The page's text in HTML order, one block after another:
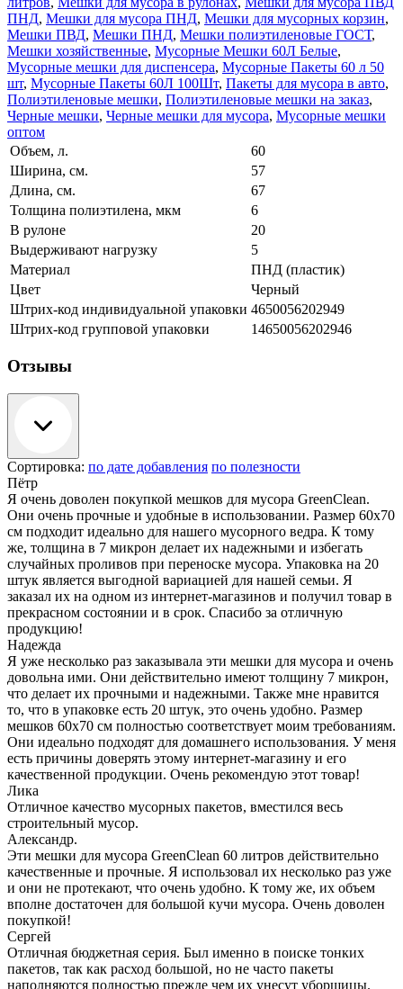
ПНД, Мешки для мусора ПНД, Мешки для мусорных корзин,
Мешки ПВД, Мешки ПНД, Мешки полиэтиленовые ГОСТ,
Мешки хозяйственные, Мусорные Мешки 60Л Белые,
Мусорные мешки для диспенсера, Мусорные Пакеты 60 л 50
шт, Мусорные Пакеты 60Л 100Шт, Пакеты для мусора в авто,
Полиэтиленовые мешки, Полиэтиленовые мешки на заказ,
Черные мешки, Черные мешки для мусора, Мусорные мешки
оптом
Объем, л.
60
Ширина, см.
57
Длина, см.
67
Толщина полиэтилена, мкм
6
В рулоне
20
Выдерживают нагрузку
5
Материал
ПНД (пластик)
Цвет
Черный
Штрих-код индивидуальной упаковки 4650056202949
Штрих-код групповой упаковки
14650056202946
Отзывы
Сортировка: по дате добавления по полезности
Пётр
Я очень доволен покупкой мешков для мусора GreenClean.
Они очень прочные и удобные в использовании. Размер 60х70
см подходит идеально для нашего мусорного ведра. К тому
же, толщина в 7 микрон делает их надежными и избегать
случайных проливов при переноске мусора. Упаковка на 20
штук является выгодной вариацией для нашей семьи. Я
заказал их на одном из интернет-магазинов и получил товар в
прекрасном состоянии и в срок. Спасибо за отличную
продукцию!
Надежда
Я уже несколько раз заказывала эти мешки для мусора и очень
довольна ими. Они действительно имеют толщину 7 микрон,
что делает их прочными и надежными. Также мне нравится
то, что в упаковке есть 20 штук, это очень удобно. Размер
мешков 60х70 см полностью соответствует моим требованиям.
Они идеально подходят для домашнего использования. У меня
есть причины доверять этому интернет-магазину и его
качественной продукции. Очень рекомендую этот товар!
Лика
Отличное качество мусорных пакетов, вместился весь
строительный мусор.
Александр.
Эти мешки для мусора GreenClean 60 литров действительно
качественные и прочные. Я использовал их несколько раз уже
и они не протекают, что очень удобно. К тому же, их объем
вполне достаточен для большой кучи мусора. Очень доволен
покупкой!
Сергей
Отличная бюджетная серия. Был именно в поиске тонких
пакетов, так как расход большой, но не часто пакеты
наполняются полностью прежде чем их унесут уборщицы.